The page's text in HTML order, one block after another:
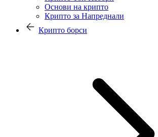
Основи на крипто
Крипто за Напреднали
Крипто борси